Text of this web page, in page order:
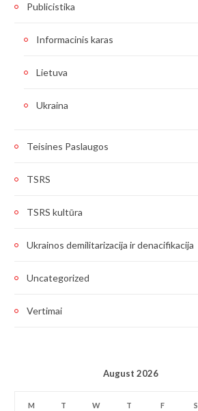
Publicistika
Informacinis karas
Lietuva
Ukraina
Teisines Paslaugos
TSRS
TSRS kultūra
Ukrainos demilitarizacija ir denacifikacija
Uncategorized
Vertimai
August 2026
M T W T F S